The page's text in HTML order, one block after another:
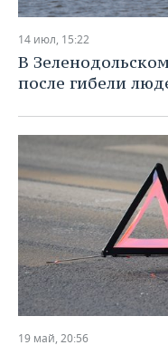
НЕФТЕХИМИЯ
НЕФТЬ
ОПК
ЭНЕРГЕТИКА
РОЗНИЧНАЯ
ТРАНСПОРТ
УСЛУГИ
НОВОСТИ
МЕДИА
МЕРОПРИЯТИЯ
НОВОСТИ
ВЫЕЗДНАЯ
ONLINE-
ОТКРЫТАЯ ЛЕКЦИЯ
СПОРТ
НОВОСТИ СПОРТА
ХОККЕЙ
БАСКЕТБОЛ
ВОЛЕЙБОЛ
ОБЩЕСТВО
НОВОСТИ
ВЛАСТЬ
ИНФРАСТРУКТУРА
ИСТОРИЯ
ФОТОГАЛЕРЕЯ
СЮЖЕТЫ
СПРАВОЧНИК
СПИСОК ПЕРСОН
ПОЛНАЯ ВЕРСИЯ
14 июл, 15:22
В
после гибели
19 май, 20:56